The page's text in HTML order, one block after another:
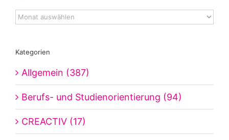
Archiv
Kategorien
Allgemein (387)
Berufs- und Studienorientierung (94)
CREACTIV (17)